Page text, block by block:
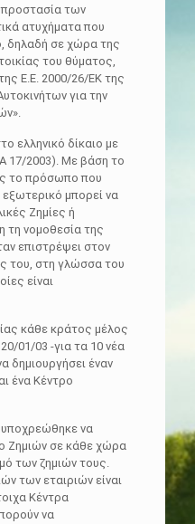
προστασία των
ατυχήματα που
δηλαδή σε χώρα της
του θύματος,
Ε.Ε. 2000/26/ΕΚ της
για την
ελληνικό δίκαιο με
17/2003). Με βάση το
το πρόσωπο που
μπορεί να
Ζημίες ή
τη νομοθεσία της
επιστρέψει στον
του, στη γλώσσα του
είναι
κάθε κράτος μέλος
01/03 -για τα 10 νέα
δημιουργήσει έναν
ένα Κέντρο
υποχρεώθηκε να
Ζημιών σε κάθε χώρα
των ζημιών τους.
των εταιριών είναι
Kέντρα
να